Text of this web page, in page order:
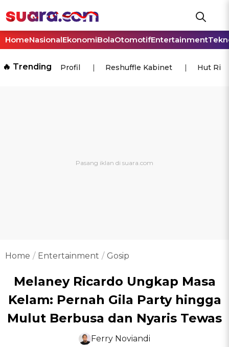
HomeNasionalEkonomiBolaOtomotifEntertainment
🔥 Trending Profil Reshuffle Kabinet Hut Ri
Home Entertainment Gosip
Melaney Ricardo Ungkap Masa
Kelam: Pernah Gila Party hingga
Mulut Berbusa dan Nyaris Tewas
Ferry Noviandi